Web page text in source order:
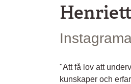
"Att få lov att
kunskaper och